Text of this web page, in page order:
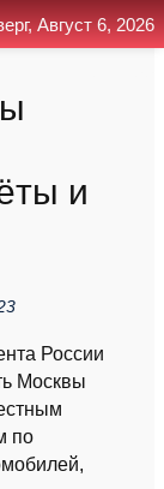
и
России
Москвы
по
Август 6, 2026